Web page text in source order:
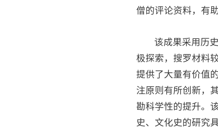
僧的评论资料，有
该成果采用历
极探索，搜罗材料
提供了大量有价值
注原则有所创新，
勘科学性的提升。
史、文化史的研究